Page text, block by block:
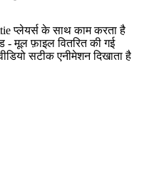
प्लेयर्स के साथ काम करता है
- मूल फ़ाइल वितरित की गई
सटीक एनीमेशन दिखाता है